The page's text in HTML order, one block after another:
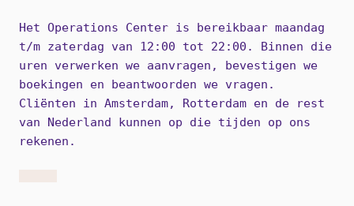
Het Operations Center is bereikbaar maandag
t/m zaterdag van 12:00 tot 22:00. Binnen die
uren verwerken we aanvragen, bevestigen we
boekingen en beantwoorden we vragen.
Cliënten in Amsterdam, Rotterdam en de rest
van Nederland kunnen op die tijden op ons
rekenen.